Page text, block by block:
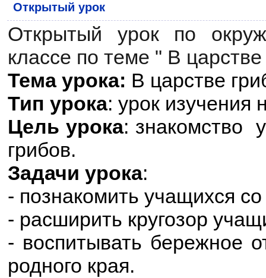
Открытый урок
Открытый урок по
классе по теме " В царстве
Тема урока: В царстве
Тип урока: урок изучения
Цель урока: знакомство
грибов.
Задачи урока:
- познакомить учащихся
- расширить кругозор
- воспитывать бережное
родного края.